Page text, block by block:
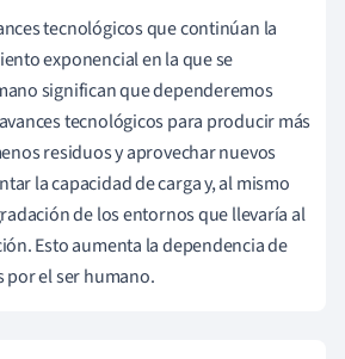
tecnológicos que continúan la
exponencial en la que se
significan que dependeremos
tecnológicos para producir más
residuos y aprovechar nuevos
la capacidad de carga y, al mismo
de los entornos que llevaría al
Esto aumenta la dependencia de
por el ser humano.